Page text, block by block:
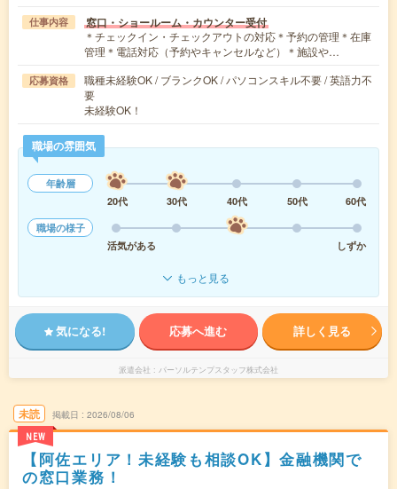
仕事内容 窓口・ショールーム・カウンター受付
＊チェックイン・チェックアウトの対応＊予約の管理＊在庫
管理＊電話対応（予約やキャンセルなど）＊施設や…
応募資格
職種未経験OK / ブランクOK / パソコンスキル不要 / 英語力不
要
未経験OK！
職場の雰囲気
年齢層
20代
30代 40代 50代
60代
職場の様子
活気がある
しずか
もっと見る
気になる! 応募へ進む 詳しく見る
派遣会社 パーソルテンプスタッフ株式会社
未読
NEW
掲載日 2026/08/06
【阿佐エリア！未経験も相談OK】金融機関で
の窓口業務！